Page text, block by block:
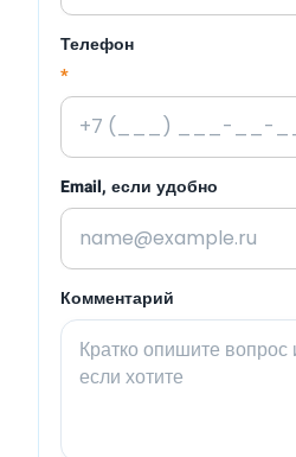
Телефон
*
Email, если удобно
Комментарий